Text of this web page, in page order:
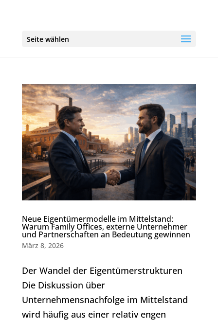
Seite wählen
Neue Eigentümermodelle im Mittelstand:
Warum Family Offices, externe Unternehmer
und Partnerschaften an Bedeutung gewinnen
März 8, 2026
Der Wandel der Eigentümerstrukturen
Die Diskussion über
Unternehmensnachfolge im Mittelstand
wird häufig aus einer relativ engen